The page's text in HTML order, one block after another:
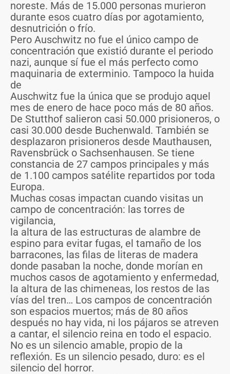
noreste. Más de 15.000 personas murieron
durante esos cuatro días por agotamiento,
desnutrición o frío.
Pero Auschwitz no fue el único campo de
concentración que existió durante el periodo
nazi, aunque sí fue el más perfecto como
maquinaria de exterminio. Tampoco la huida
de
Auschwitz fue la única que se produjo aquel
mes de enero de hace poco más de 80 años.
De Stutthof salieron casi 50.000 prisioneros, o
casi 30.000 desde Buchenwald. También se
desplazaron prisioneros desde Mauthausen,
Ravensbrück o Sachsenhausen. Se tiene
constancia de 27 campos principales y más
de 1.100 campos satélite repartidos por toda
Europa.
Muchas cosas impactan cuando visitas un
campo de concentración: las torres de
vigilancia,
la altura de las estructuras de alambre de
espino para evitar fugas, el tamaño de los
barracones, las filas de literas de madera
donde pasaban la noche, donde morían en
muchos casos de agotamiento y enfermedad,
la altura de las chimeneas, los restos de las
vías del tren… Los campos de concentración
son espacios muertos; más de 80 años
después no hay vida, ni los pájaros se atreven
a cantar, el silencio reina en todo el espacio.
No es un silencio amable, propio de la
reflexión. Es un silencio pesado, duro: es el
silencio del horror.